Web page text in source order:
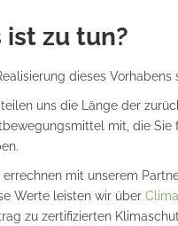
ist zu tun?
dieses
uns die Länge der
mit, die Sie
errechnen mit unserem
Werte leisten wir über
zu zertifizierten